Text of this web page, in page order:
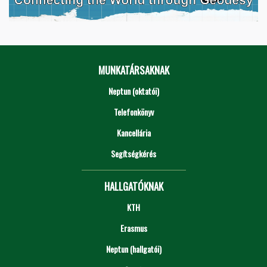
MUNKATÁRSAKNAK
Neptun (oktatói)
Telefonkönyv
Kancellária
Segítségkérés
HALLGATÓKNAK
KTH
Erasmus
Neptun (hallgatói)